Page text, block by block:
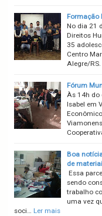
Formação
No dia 21
Direitos
35
Centro
Alegre/
Fórum
Às 14h do
Isabel em
Boa
de
Essa
sendo
trabalho
uma vez
soci… Ler mais